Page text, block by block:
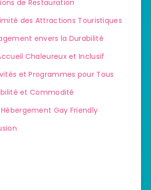
de Restauration
des Attractions Touristiques
envers la Durabilité
Chaleureux et Inclusif
et Programmes pour Tous
et Commodité
Hébergement Gay Friendly